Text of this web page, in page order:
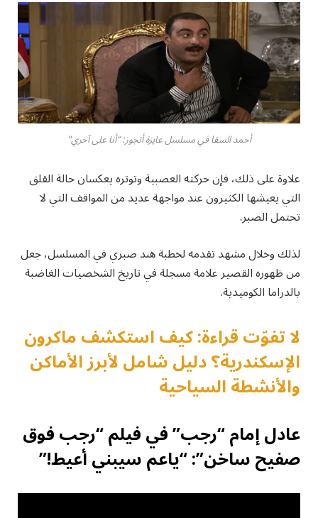
أحمد السقا في مسلسل عايزة أتجوز: “أنا على آخري”
علاوة على ذلك، فإن حركته العصبية وتوتره يعكسان حالة القلق
التي يعيشها الكثيرون عند مواجهة عديد من المواقف التي لا
تحتمل الصبر.
لذلك وخلال مشهد تقدمه لخطبة هند صبري في المسلسل، جعل
من ظهوره القصير علامة مسجلة في تاريخ الشخصيات الغاضبة
بالدراما الكوميدية.
لا تفوّت قراءة: كيف استكشف ماكرون
الإسكندرية؟ دليل شامل لأبرز الأماكن
والأنشطة السياحية
عادل إمام “رجب” في فيلم “رجب فوق
صفيح ساخن”: “ياعم سيبني أعيط!”